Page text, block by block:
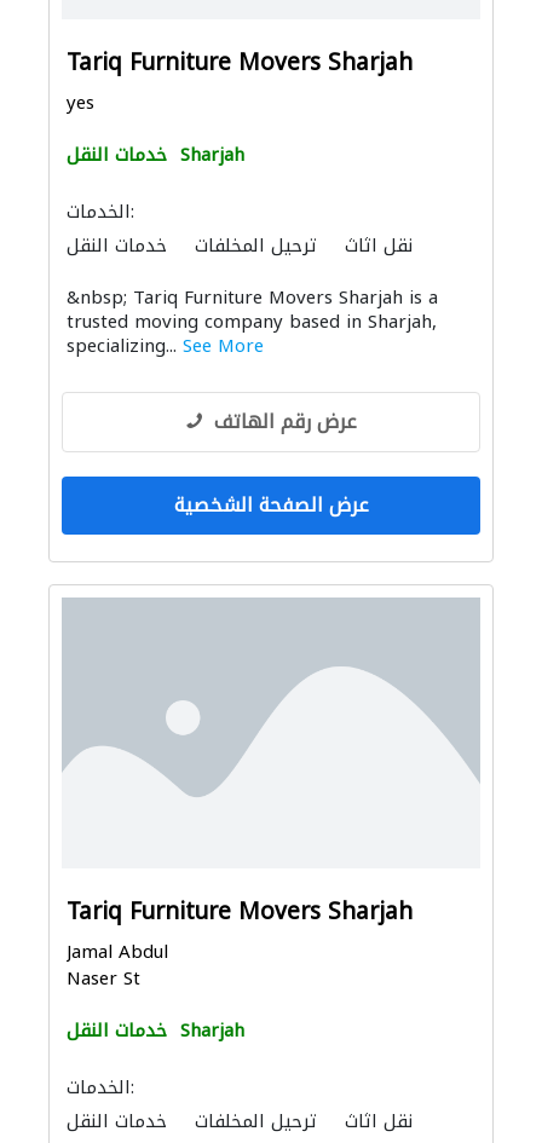
Tariq Furniture Movers Sharjah
yes
خدمات النقل Sharjah
الخدمات:
خدمات النقل
ترحيل المخلفات نقل اثاث
&nbsp; Tariq Furniture Movers Sharjah is a
trusted moving company based in Sharjah,
specializing... See More
عرض رقم الهاتف
عرض الصفحة الشخصية
Tariq Furniture Movers Sharjah
Jamal Abdul
Naser St
خدمات النقل Sharjah
الخدمات:
خدمات النقل
ترحيل المخلفات نقل اثاث